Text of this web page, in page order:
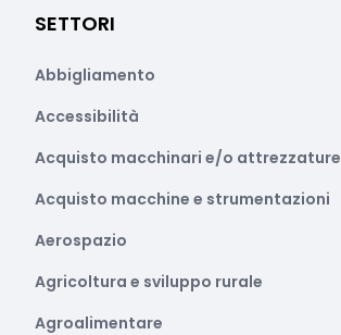
SETTORI
Abbigliamento
Accessibilità
Acquisto macchinari e/o attrezzature
Acquisto macchine e strumentazioni
Aerospazio
Agricoltura e sviluppo rurale
Agroalimentare